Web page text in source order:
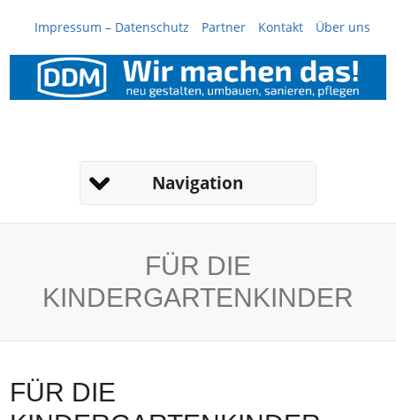
Impressum – Datenschutz Partner Kontakt Über uns
Navigation
FÜR DIE
KINDERGARTENKINDER
FÜR DIE